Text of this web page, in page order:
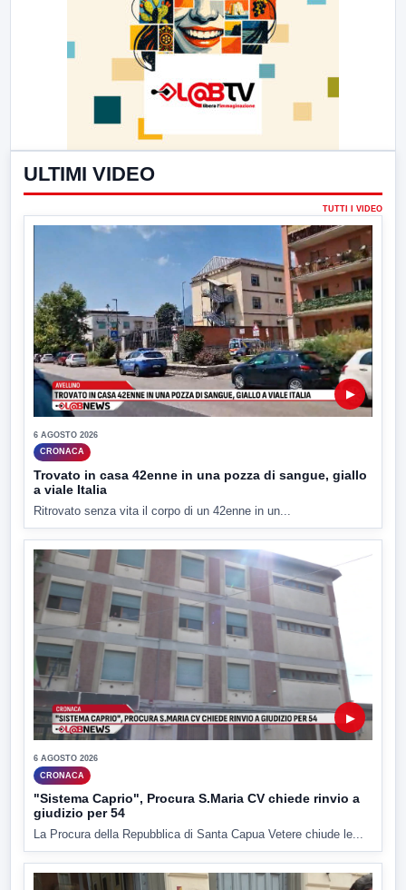
ULTIMI VIDEO
TUTTI I VIDEO
▶
6 AGOSTO 2026
CRONACA
Trovato in casa 42enne in una pozza di sangue, giallo
a viale Italia
Ritrovato senza vita il corpo di un 42enne in un...
▶
6 AGOSTO 2026
CRONACA
"Sistema Caprio", Procura S.Maria CV chiede rinvio a
giudizio per 54
La Procura della Repubblica di Santa Capua Vetere chiude le...